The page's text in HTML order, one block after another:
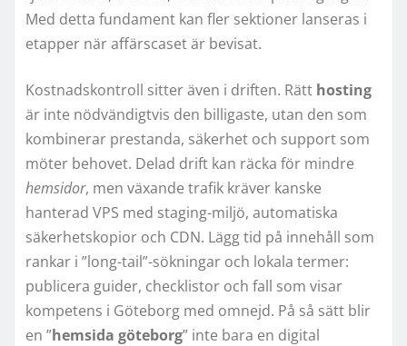
Med detta fundament kan fler sektioner lanseras i
etapper när affärscaset är bevisat.
Kostnadskontroll sitter även i driften. Rätt hosting
är inte nödvändigtvis den billigaste, utan den som
kombinerar prestanda, säkerhet och support som
möter behovet. Delad drift kan räcka för mindre
hemsidor, men växande trafik kräver kanske
hanterad VPS med staging-miljö, automatiska
säkerhetskopior och CDN. Lägg tid på innehåll som
rankar i ”long-tail”-sökningar och lokala termer:
publicera guider, checklistor och fall som visar
kompetens i Göteborg med omnejd. På så sätt blir
en ”hemsida göteborg” inte bara en digital